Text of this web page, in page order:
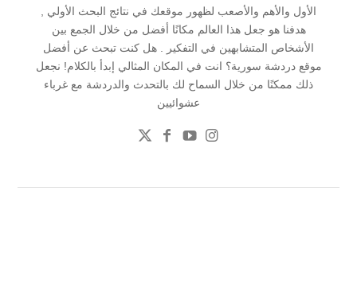
الأول والأهم والأصعب لظهور موقعك في نتائج البحث الأولي ,
هدفنا هو جعل هذا العالم مكانًا أفضل من خلال الجمع بين
الأشخاص المتشابهين في التفكير . هل كنت تبحث عن أفضل
موقع دردشة سورية؟ انت في المكان المثالي إبدأ بالكلام! نجعل
ذلك ممكنًا من خلال السماح لك بالتحدث والدردشة مع غرباء
عشوائيين